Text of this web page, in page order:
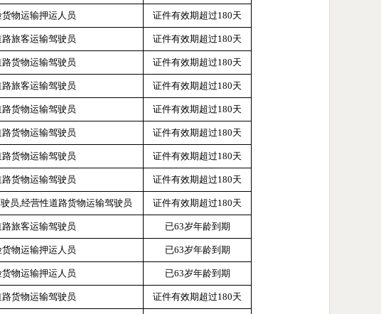
物运输押运人员 证件有效期超过180天
旅客运输驾驶员 证件有效期超过180天
货物运输驾驶员 证件有效期超过180天
旅客运输驾驶员 证件有效期超过180天
货物运输驾驶员 证件有效期超过180天
货物运输驾驶员 证件有效期超过180天
货物运输驾驶员 证件有效期超过180天
货物运输驾驶员 证件有效期超过180天
员,经营性道路货物运输驾驶员 证件有效期超过180天
旅客运输驾驶员 已63岁年龄到期
物运输押运人员 已63岁年龄到期
物运输押运人员 已63岁年龄到期
货物运输驾驶员 证件有效期超过180天